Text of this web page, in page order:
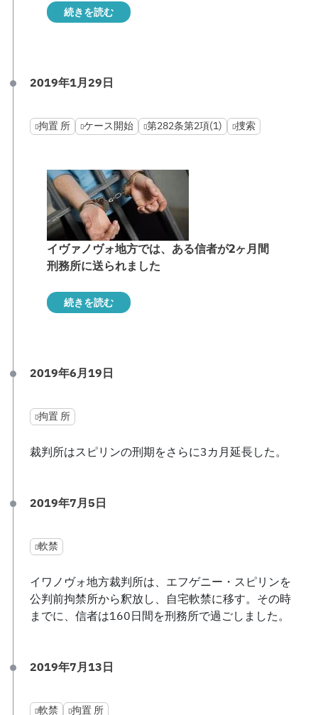
続きを読む
2019年1月29日
拘置 所 ケース開始 第282条第2項(1) 捜索
イヴァノヴォ地方では、ある信者が2ヶ月間
刑務所に送られました
続きを読む
2019年6月19日
拘置 所
裁判所はスピリンの刑期をさらに3カ月延長した。
2019年7月5日
軟禁
イワノヴォ地方裁判所は、エフゲニー・スピリンを
公判前拘禁所から釈放し、自宅軟禁に移す。その時
までに、信者は160日間を刑務所で過ごしました。
2019年7月13日
軟禁 拘置 所